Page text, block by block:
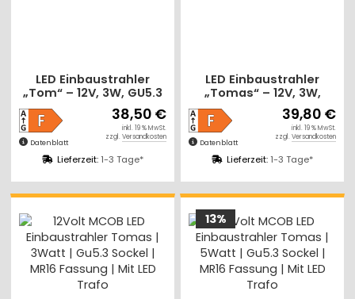
LED Einbaustrahler
„Tom“ – 12V, 3W, GU5.3
MR16, inkl. AMP-System
& Trafo
Lieferzeit:1-3 Tage*
Datenblatt
38,50 €
inkl. 19 % MwSt.
zzgl. Versandkosten
LED Einbaustrahler
„Tomas“ – 12V, 3W,
GU5.3 MR16, inkl. AMP-
System & Trafo
Lieferzeit:1-3 Tage*
Datenblatt
39,80 €
inkl. 19 % MwSt.
zzgl. Versandkosten
13%